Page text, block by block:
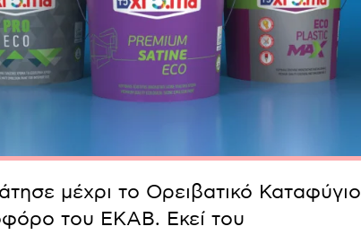
μέχρι το Ορειβατικό Καταφύγιο
του ΕΚΑΒ. Εκεί του